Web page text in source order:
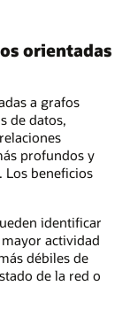
orientadas
a grafos
de datos,
profundos y
Los beneficios
identificar
actividad
débiles de
de la red o